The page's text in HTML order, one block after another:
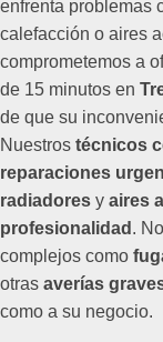
enfrenta problemas
calefacción o aires
comprometemos a
de 15 minutos en
de que su
Nuestros técnicos
reparaciones
radiadores y aires
profesionalidad .
complejos como
otras averías
como a su negocio.